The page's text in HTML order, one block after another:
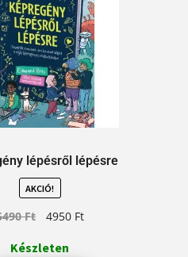
lépésről lépésre
AKCIÓ!
Ft 4950 Ft
Készleten